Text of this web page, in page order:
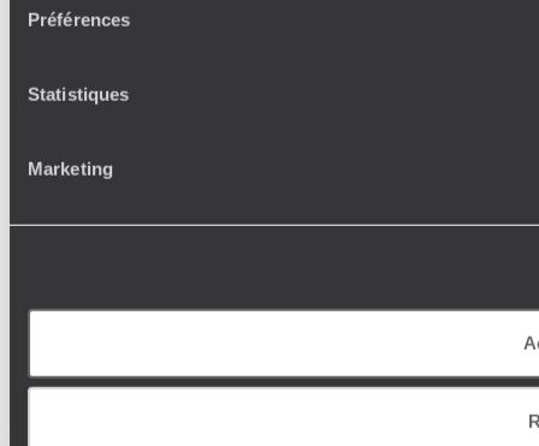
Préférences
Statistiques
Marketing